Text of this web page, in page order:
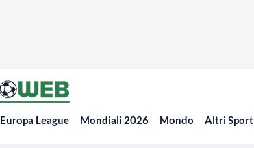
Europa League Mondiali 2026 Mondo Altri Sport